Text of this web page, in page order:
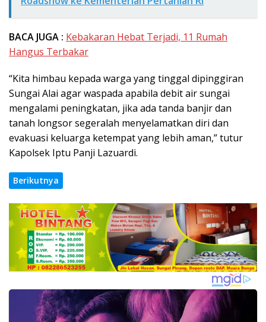
BACA JUGA : Kebakaran Hebat Terjadi, 11 Rumah
Hangus Terbakar
“Kita himbau kepada warga yang tinggal dipinggiran
Sungai Alai agar waspada apabila debit air sungai
mengalami peningkatan, jika ada tanda banjir dan
tanah longsor segeralah menyelamatkan diri dan
evakuasi keluarga ketempat yang lebih aman,” tutur
Kapolsek Iptu Panji Lazuardi.
Berikutnya